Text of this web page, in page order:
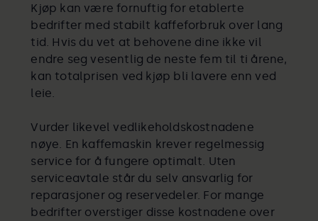
Kjøp kan være fornuftig for etablerte
bedrifter med stabilt kaffeforbruk over lang
tid. Hvis du vet at behovene dine ikke vil
endre seg vesentlig de neste fem til ti årene,
kan totalprisen ved kjøp bli lavere enn ved
leie.
Vurder likevel vedlikeholdskostnadene
nøye. En kaffemaskin krever regelmessig
service for å fungere optimalt. Uten
serviceavtale står du selv ansvarlig for
reparasjoner og reservedeler. For mange
bedrifter overstiger disse kostnadene over